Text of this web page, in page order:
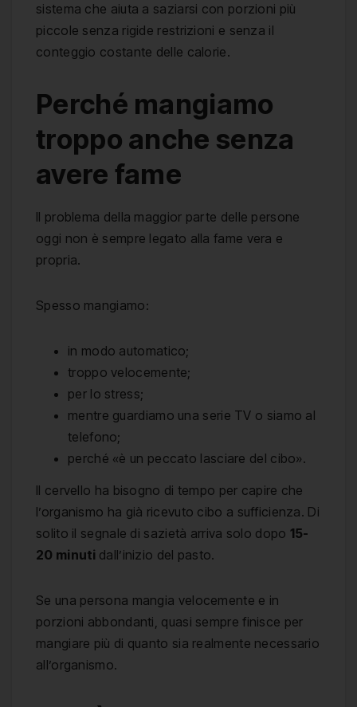
sistema che aiuta a saziarsi con porzioni più
piccole senza rigide restrizioni e senza il
conteggio costante delle calorie.
Perché mangiamo
troppo anche senza
avere fame
Il problema della maggior parte delle persone
oggi non è sempre legato alla fame vera e
propria.
Spesso mangiamo:
in modo automatico;
troppo velocemente;
per lo stress;
mentre guardiamo una serie TV o siamo al
telefono;
perché «è un peccato lasciare del cibo».
Il cervello ha bisogno di tempo per capire che
l’organismo ha già ricevuto cibo a sufficienza. Di
solito il segnale di sazietà arriva solo dopo 15-
20 minuti dall’inizio del pasto.
Se una persona mangia velocemente e in
porzioni abbondanti, quasi sempre finisce per
mangiare più di quanto sia realmente necessario
all’organismo.